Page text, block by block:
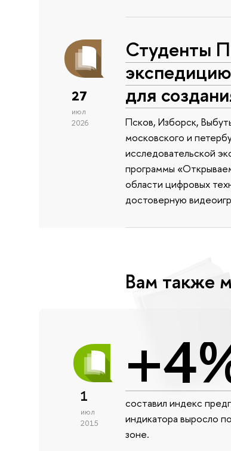
27
июл
2026
Студенты
для
Псков, Изборск,
московского и
исследовательской
программы
области цифровых
достоверную
Вам также
1
июл
2015
составил индекс
индикатора выросло
зоне.